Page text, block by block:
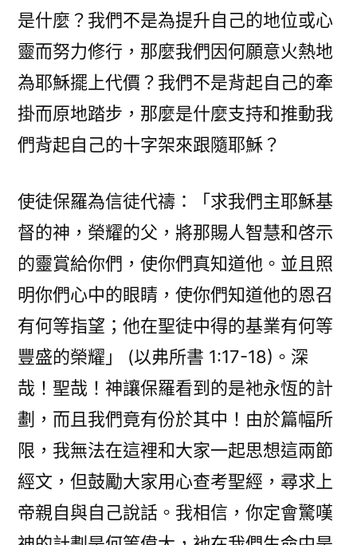
是什麼？我們不是為提升自己的地位或心
靈而努力修行，那麼我們因何願意火熱地
為耶穌擺上代價？我們不是背起自己的牽
掛而原地踏步，那麼是什麼支持和推動我
們背起自己的十字架來跟隨耶穌？
使徒保羅為信徒代禱：「求我們主耶穌基
督的神，榮耀的父，將那賜人智慧和啓示
的靈賞給你們，使你們真知道他。並且照
明你們心中的眼睛，使你們知道他的恩召
有何等指望；他在聖徒中得的基業有何等
豐盛的榮耀」 (以弗所書 1:17-18)。深
哉！聖哉！神讓保羅看到的是衪永恆的計
劃，而且我們竟有份於其中！由於篇幅所
限，我無法在這裡和大家一起思想這兩節
經文，但鼓勵大家用心查考聖經，尋求上
帝親自與自己說話。我相信，你定會驚嘆